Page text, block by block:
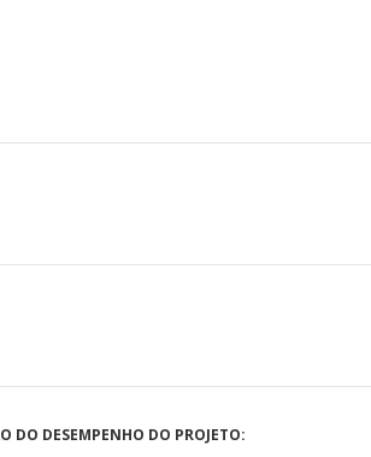
DO DESEMPENHO DO PROJETO: